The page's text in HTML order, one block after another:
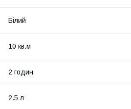
Білий
10 кв.м
2 годин
2.5 л